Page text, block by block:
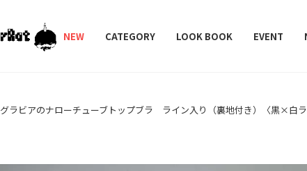
NEW CATEGORY LOOK BOOK EVENT
グラビアのナローチューブトップブラ ライン入り（裏地付き）〈黒×白ラ